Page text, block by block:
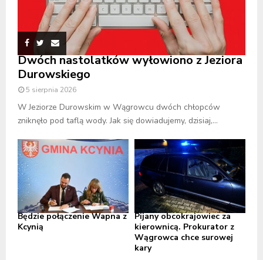
Dwóch nastolatków wyłowiono z Jeziora
Durowskiego
5 sierpnia 2026
W Jeziorze Durowskim w Wągrowcu dwóch chłopców
zniknęło pod taflą wody. Jak się dowiadujemy, dzisiaj,...
Będzie połączenie Wapna z
Kcynią
Pijany obcokrajowiec za
kierownicą. Prokurator z
Wągrowca chce surowej
kary